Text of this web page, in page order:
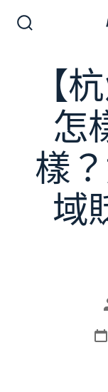
【
怎
樣
域
作
者
發
表